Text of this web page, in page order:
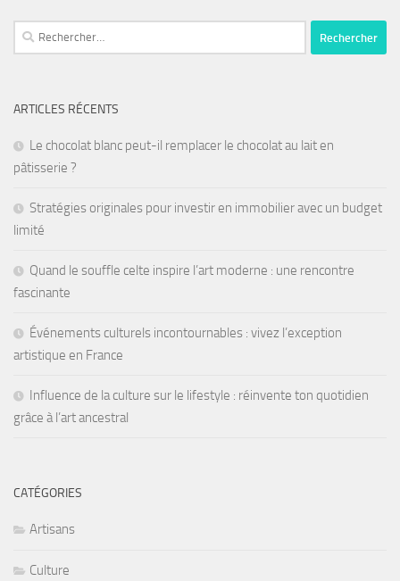
ARTICLES RÉCENTS
Le chocolat blanc peut-il remplacer le chocolat au lait en
pâtisserie ?
Stratégies originales pour investir en immobilier avec un budget
limité
Quand le souffle celte inspire l’art moderne : une rencontre
fascinante
Événements culturels incontournables : vivez l’exception
artistique en France
Influence de la culture sur le lifestyle : réinvente ton quotidien
grâce à l’art ancestral
CATÉGORIES
Artisans
Culture